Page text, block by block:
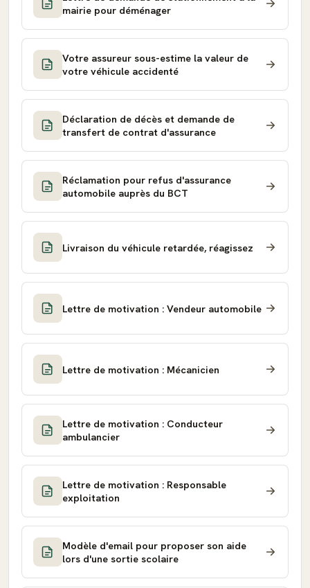
mairie pour déménager
Votre assureur sous-estime la valeur de
votre véhicule accidenté
Déclaration de décès et demande de
transfert de contrat d'assurance
Réclamation pour refus d'assurance
automobile auprès du BCT
Livraison du véhicule retardée, réagissez
Lettre de motivation : Vendeur automobile
Lettre de motivation : Mécanicien
Lettre de motivation : Conducteur
ambulancier
Lettre de motivation : Responsable
exploitation
Modèle d'email pour proposer son aide
lors d'une sortie scolaire